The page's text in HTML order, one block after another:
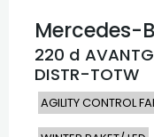
Mercedes-
220 d
DISTR-TOTW
AGILITY CONTROL